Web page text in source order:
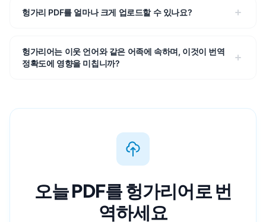
헝가리 PDF를 얼마나 크게 업로드할 수 있나요?
헝가리어는 이웃 언어와 같은 어족에 속하며, 이것이 번역
정확도에 영향을 미칩니까?
오늘 PDF를 헝가리어로 번
역하세요